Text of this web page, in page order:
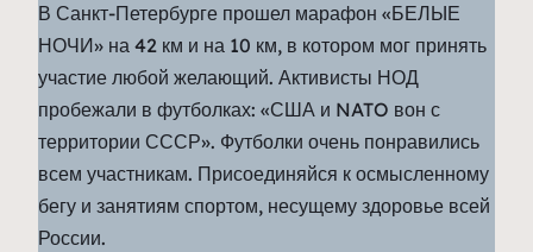
В Санкт-Петербурге прошел марафон «БЕЛЫЕ
НОЧИ» на 42 км и на 10 км, в котором мог принять
участие любой желающий. Активисты НОД
пробежали в футболках: «США и NATO вон с
территории СССР». Футболки очень понравились
всем участникам. Присоединяйся к осмысленному
бегу и занятиям спортом, несущему здоровье всей
России.